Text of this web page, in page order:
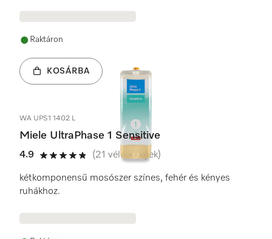
Raktáron
KOSÁRBA
WA UPS1 1402 L
Miele UltraPhase 1 Sensitive
4.9
4.9 / 5
(21 vélemények)
kétkomponensű mosószer színes, fehér és kényes
ruhákhoz.